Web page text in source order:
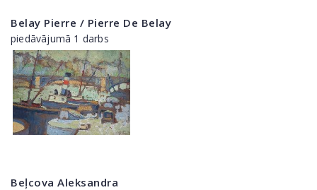
Belay Pierre / Pierre De Belay
piedāvājumā 1 darbs
Beļcova Aleksandra